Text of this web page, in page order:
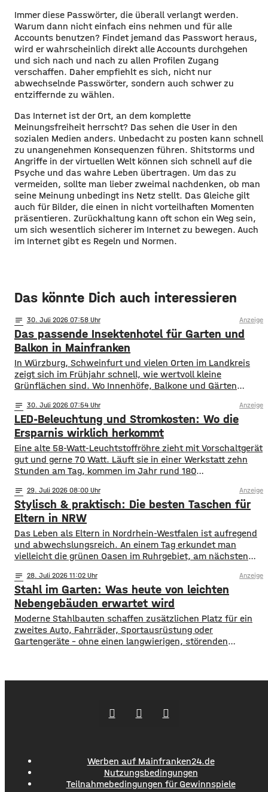
Immer diese Passwörter, die überall verlangt werden.
Warum dann nicht einfach eins nehmen und für alle
Accounts benutzen? Findet jemand das Passwort heraus,
wird er wahrscheinlich direkt alle Accounts durchgehen
und sich nach und nach zu allen Profilen Zugang
verschaffen. Daher empfiehlt es sich, nicht nur
abwechselnde Passwörter, sondern auch schwer zu
entziffernde zu wählen.
Das Internet ist der Ort, an dem komplette
Meinungsfreiheit herrscht? Das sehen die User in den
sozialen Medien anders. Unbedacht zu posten kann schnell
zu unangenehmen Konsequenzen führen. Shitstorms und
Angriffe in der virtuellen Welt können sich schnell auf die
Psyche und das wahre Leben übertragen. Um das zu
vermeiden, sollte man lieber zweimal nachdenken, ob man
seine Meinung unbedingt ins Netz stellt. Das Gleiche gilt
auch für Bilder, die einen in nicht vorteilhaften Momenten
präsentieren. Zurückhaltung kann oft schon ein Weg sein,
um sich wesentlich sicherer im Internet zu bewegen. Auch
im Internet gibt es Regeln und Normen.
Das könnte Dich auch interessieren
notes 30. Juli 2026 07:58 Anzeige
Das passende Insektenhotel für Garten und
Balkon in Mainfranken
In Würzburg, Schweinfurt und vielen Orten im Landkreis
zeigt sich im Frühjahr schnell, wie wertvoll kleine
Grünflächen sind. Wo Innenhöfe, Balkone und Gärten
viele Insektenarten unter Druck: Versiegelte Flächen, sehr
aufgeräumte Beete und weniger heimische Blühpflanzen
nehmen ihnen Nistplätze und Rückzugsräume. Ein
Insektenhotel in Mainfranken ist keine Wunderlösung, kann
notes 30. Juli 2026 07:54 Anzeige
LED-Beleuchtung und Stromkosten: Wo die
Ersparnis wirklich herkommt
Eine alte 58-Watt-Leuchtstoffröhre zieht mit Vorschaltgerät
gut und gerne 70 Watt. Läuft sie in einer Werkstatt zehn
Stunden am Tag, kommen im Jahr rund 180
Leuchten sind das über 7.000 Kilowattstunden – nur fürs
Licht. Die Rechnung ist einfacher als ihr Ruf Man braucht
dafür keine Software. Leistung in
notes 29. Juli 2026 08:00 Anzeige
Stylisch & praktisch: Die besten Taschen für
Eltern in NRW
Das Leben als Eltern in Nordrhein-Westfalen ist aufregend
und abwechslungsreich. An einem Tag erkundet man
vielleicht die grünen Oasen im Ruhrgebiet, am nächsten
Düsseldorf. Spontaneität ist gefragt, aber gute
Vorbereitung ist alles. Wer mit Kindern unterwegs ist,
weiß, dass man für alle Eventualitäten gewappnet sein
muss –
notes 28. Juli 2026 11:02 Anzeige
Stahl im Garten: Was heute von leichten
Nebengebäuden erwartet wird
Moderne Stahlbauten schaffen zusätzlichen Platz für ein
zweites Auto, Fahrräder, Sportausrüstung oder
Gartengeräte – ohne einen langwierigen, störenden
Werben auf Mainfranken24.de
Nutzungsbedingungen
Teilnahmebedingungen für Gewinnspiele